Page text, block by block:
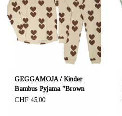
GEGGAMOJA / Kinder
Bambus Pyjama "Brown
Heart"
CHF 45,00